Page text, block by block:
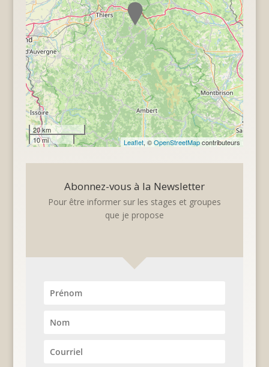
20 km
10 mi
Leaflet, ©OpenStreetMapcontributeurs
Abonnez-vous à la Newsletter
Pour être informer sur les stages et groupes
que je propose